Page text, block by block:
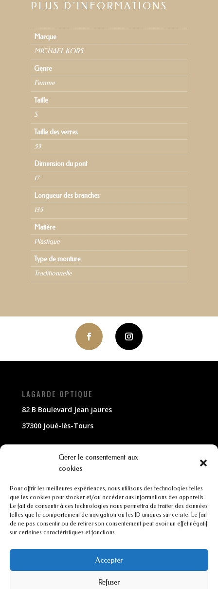
Gérer le consentement aux
cookies
Pour offrir les meilleures expériences, nous utilisons des technologies telles
que les cookies pour stocker et/ou accéder aux informations des appareils.
Le fait de consentir à ces technologies nous permettra de traiter des données
telles que le comportement de navigation ou les ID uniques sur ce site. Le fait
de ne pas consentir ou de retirer son consentement peut avoir un effet négatif
sur certaines caractéristiques et fonctions.
Accepter
Refuser
PLUS D’INFORMATIONS
Marque
MICHAEL KORS
Genre
Femme
Taille
S
Taille des verres
53
Dimension du pont
17
Longueur des branches
135
Matière
Plastique
Type de monture
Traditionnelle
LAGARDE OPTIQUE
82 B Boulevard Jean jaures
37300 Joué-lès-Tours
02 47 63 79 33
contact@lagarde-optique.fr
INFORMATIONS
Mentions légales
Conditions générales de ventes